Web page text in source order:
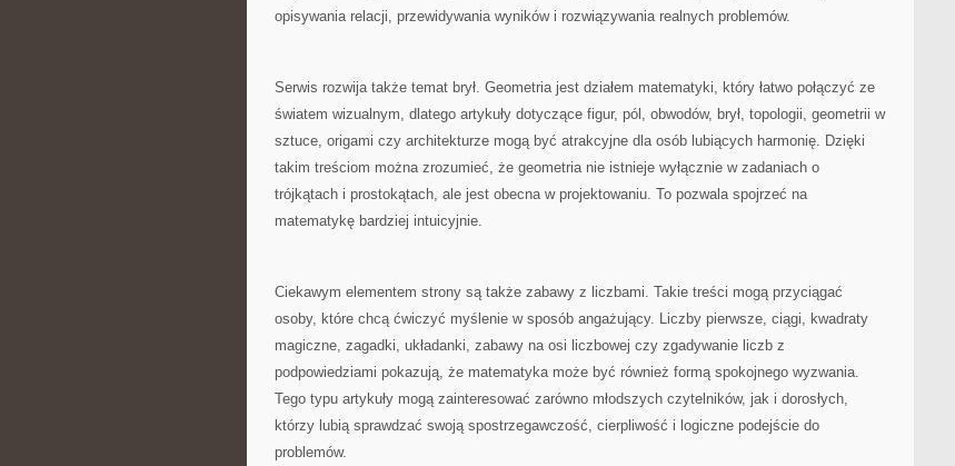
opisywania relacji, przewidywania wyników i rozwiązywania realnych problemów.
Serwis rozwija także temat brył. Geometria jest działem matematyki, który łatwo połączyć ze
światem wizualnym, dlatego artykuły dotyczące figur, pól, obwodów, brył, topologii, geometrii w
sztuce, origami czy architekturze mogą być atrakcyjne dla osób lubiących harmonię. Dzięki
takim treściom można zrozumieć, że geometria nie istnieje wyłącznie w zadaniach o
trójkątach i prostokątach, ale jest obecna w projektowaniu. To pozwala spojrzeć na
matematykę bardziej intuicyjnie.
Ciekawym elementem strony są także zabawy z liczbami. Takie treści mogą przyciągać
osoby, które chcą ćwiczyć myślenie w sposób angażujący. Liczby pierwsze, ciągi, kwadraty
magiczne, zagadki, układanki, zabawy na osi liczbowej czy zgadywanie liczb z
podpowiedziami pokazują, że matematyka może być również formą spokojnego wyzwania.
Tego typu artykuły mogą zainteresować zarówno młodszych czytelników, jak i dorosłych,
którzy lubią sprawdzać swoją spostrzegawczość, cierpliwość i logiczne podejście do
problemów.